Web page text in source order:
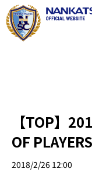
【TOP】
OF
2018/2/26 12:00